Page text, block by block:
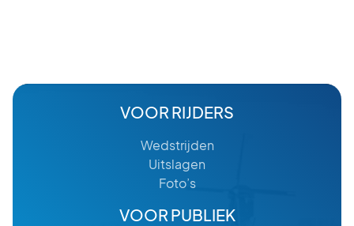
VOOR RIJDERS
Wedstrijden
Uitslagen
Foto’s
VOOR PUBLIEK